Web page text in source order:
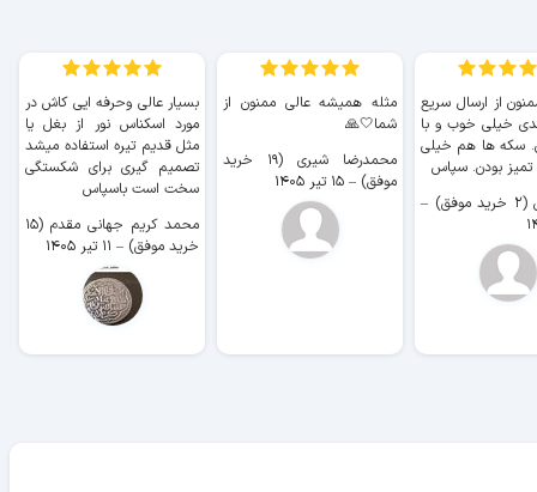
از ارسال سریع
خیلی خوب و با
سکه ها هم خیلی
تمیز بودن. سپاس
–
مثله همیشه عالی ممنون از
شما🤍🙏
محمدرضا شیری (۱۹ خرید
موفق) – ۱۵ تیر ۱۴۰۵
بسیار عالی وحرفه ایی کاش در
مورد اسکناس نور از بغل یا
مثل قدیم تیره استفاده میشد
تصمیم گیری برای شکستگی
سخت است باسپاس
محمد کریم جهانی مقدم (۱۵
خرید موفق) – ۱۱ تیر ۱۴۰۵